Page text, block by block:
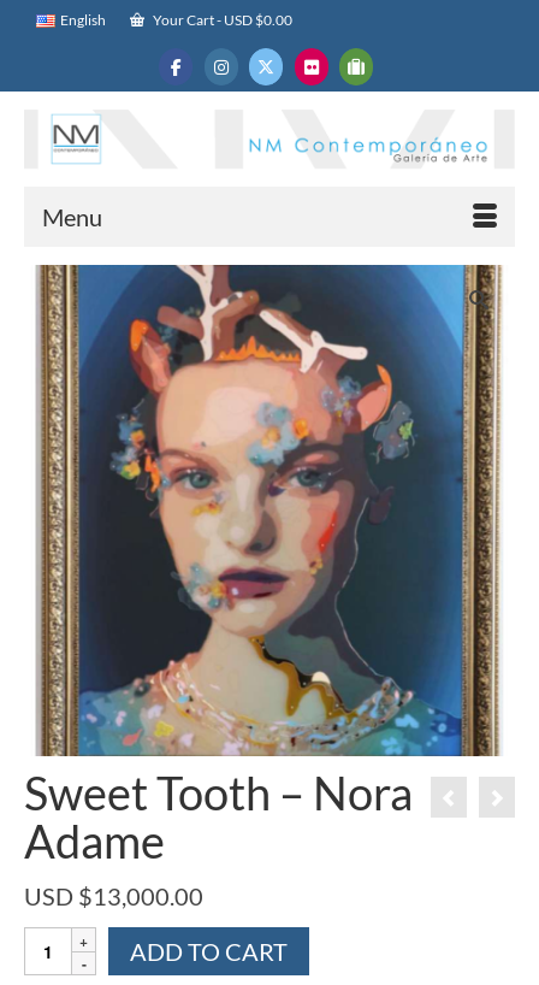
English Your Cart- USD $0.00
Menu
Sweet Tooth – Nora
Adame
USD $13,000.00
Tooth
ADD TO CART